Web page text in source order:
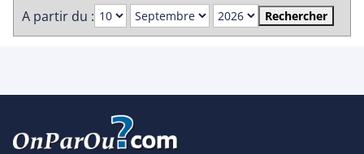
A partir du :
Rechercher